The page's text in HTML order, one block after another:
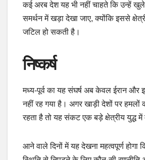
कई अरब देश यह भी नहीं चाहते कि उन्हें
समर्थन में खड़ा देखा जाए, क्योंकि इससे
जटिल हो सकती है।
निष्कर्ष
मध्य-पूर्व का यह संघर्ष अब केवल ईरान और
नहीं रह गया है। अगर खाड़ी देशों पर हमलों
रहता है तो यह संकट एक बड़े क्षेत्रीय युद्ध
आने वाले दिनों में यह देखना महत्वपूर्ण होगा